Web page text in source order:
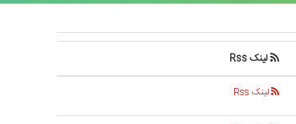
لینک Rss
لینک Rss